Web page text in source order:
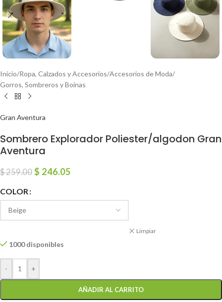
Inicio/Ropa, Calzados y Accesorios/Accesorios de Moda/
Gorros, Sombreros y Boinas
Gran Aventura
Sombrero Explorador Poliester/algodon Gran
Aventura
$259.00 $ 246.05
COLOR
Limpiar
1000 disponibles
- +
AÑADIR AL CARRITO